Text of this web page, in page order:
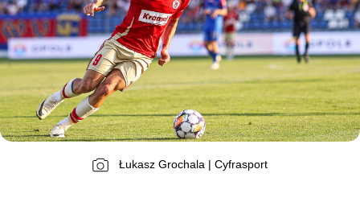
Biznes
Dla mediów
Kibice
Łukasz Grochala | Cyfrasport